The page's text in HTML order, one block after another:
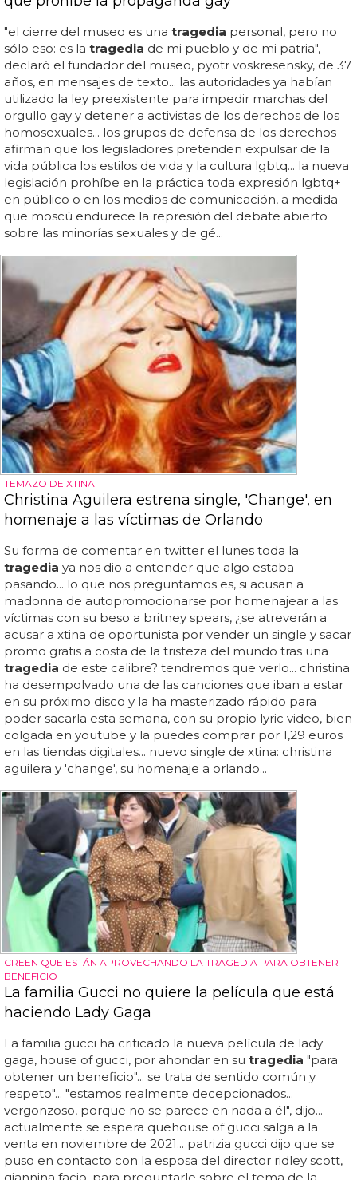
"el cierre del museo es una tragedia personal, pero no
sólo eso: es la tragedia de mi pueblo y de mi patria",
declaró el fundador del museo, pyotr voskresensky, de 37
años, en mensajes de texto... las autoridades ya habían
utilizado la ley preexistente para impedir marchas del
orgullo gay y detener a activistas de los derechos de los
homosexuales... los grupos de defensa de los derechos
afirman que los legisladores pretenden expulsar de la
vida pública los estilos de vida y la cultura lgbtq... la nueva
legislación prohíbe en la práctica toda expresión lgbtq+
en público o en los medios de comunicación, a medida
que moscú endurece la represión del debate abierto
sobre las minorías sexuales y de gé...
TEMAZO DE XTINA
Christina Aguilera estrena single, 'Change', en
homenaje a las víctimas de Orlando
Su forma de comentar en twitter el lunes toda la
tragedia ya nos dio a entender que algo estaba
pasando... lo que nos preguntamos es, si acusan a
madonna de autopromocionarse por homenajear a las
víctimas con su beso a britney spears, ¿se atreverán a
acusar a xtina de oportunista por vender un single y sacar
promo gratis a costa de la tristeza del mundo tras una
tragedia de este calibre? tendremos que verlo... christina
ha desempolvado una de las canciones que iban a estar
en su próximo disco y la ha masterizado rápido para
poder sacarla esta semana, con su propio lyric video, bien
colgada en youtube y la puedes comprar por 1,29 euros
en las tiendas digitales... nuevo single de xtina: christina
aguilera y 'change', su homenaje a orlando...
CREEN QUE ESTÁN APROVECHANDO LA TRAGEDIA PARA OBTENER
BENEFICIO
La familia Gucci no quiere la película que está
haciendo Lady Gaga
La familia gucci ha criticado la nueva película de lady
gaga, house of gucci, por ahondar en su tragedia "para
obtener un beneficio"... se trata de sentido común y
respeto"... "estamos realmente decepcionados...
vergonzoso, porque no se parece en nada a él", dijo...
actualmente se espera quehouse of gucci salga a la
venta en noviembre de 2021... patrizia gucci dijo que se
puso en contacto con la esposa del director ridley scott,